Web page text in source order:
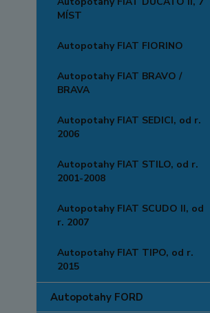
MÍST
Autopotahy FIAT FIORINO
Autopotahy FIAT BRAVO /
BRAVA
Autopotahy FIAT SEDICI, od r.
2006
Autopotahy FIAT STILO, od r.
2001-2008
Autopotahy FIAT SCUDO II, od
r. 2007
Autopotahy FIAT TIPO, od r.
2015
Autopotahy FORD